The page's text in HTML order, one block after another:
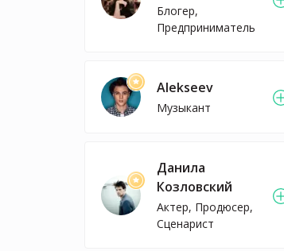
Блогер,
Предприниматель
Alekseev
Музыкант
Данила
Козловский
Актер, Продюсер,
Сценарист